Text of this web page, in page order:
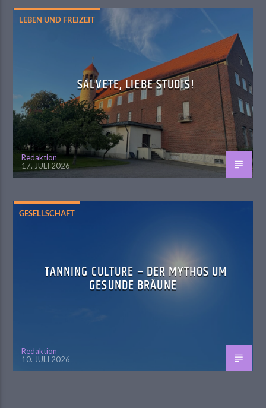
LEBEN UND FREIZEIT
SALVETE, LIEBE STUDIS!
Redaktion
17. JULI 2026
GESELLSCHAFT
TANNING CULTURE – DER MYTHOS UM
GESUNDE BRÄUNE
Redaktion
10. JULI 2026